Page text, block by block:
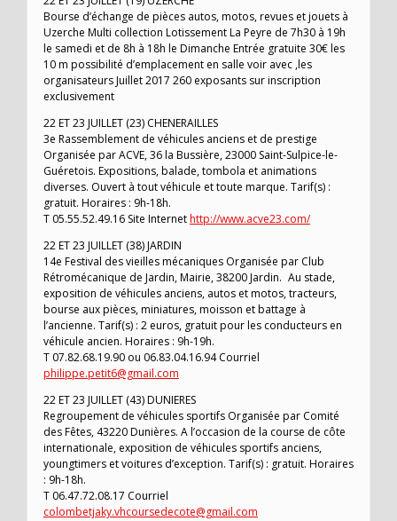
Bourse d’échange de pièces autos, motos, revues et jouets à
Uzerche Multi collection Lotissement La Peyre de 7h30 à 19h
le samedi et de 8h à 18h le Dimanche Entrée gratuite 30€ les
10 m possibilité d’emplacement en salle voir avec ,les
organisateurs Juillet 2017 260 exposants sur inscription
exclusivement
22 ET 23 JUILLET (23) CHENERAILLES
3e Rassemblement de véhicules anciens et de prestige
Organisée par ACVE, 36 la Bussière, 23000 Saint-Sulpice-le-
Guéretois. Expositions, balade, tombola et animations
diverses. Ouvert à tout véhicule et toute marque. Tarif(s) :
gratuit. Horaires : 9h-18h.
T 05.55.52.49.16 Site Internethttp://www.acve23.com/
22 ET 23 JUILLET (38) JARDIN
14e Festival des vieilles mécaniques Organisée par Club
Rétromécanique de Jardin, Mairie, 38200 Jardin. Au stade,
exposition de véhicules anciens, autos et motos, tracteurs,
bourse aux pièces, miniatures, moisson et battage à
l’ancienne. Tarif(s) : 2 euros, gratuit pour les conducteurs en
véhicule ancien. Horaires : 9h-19h.
T 07.82.68.19.90 ou 06.83.04.16.94 Courriel
philippe.petit6@gmail.com
22 ET 23 JUILLET (43) DUNIERES
Regroupement de véhicules sportifs Organisée par Comité
des Fêtes, 43220 Dunières. A l’occasion de la course de côte
internationale, exposition de véhicules sportifs anciens,
youngtimers et voitures d’exception. Tarif(s) : gratuit. Horaires
: 9h-18h.
T 06.47.72.08.17 Courriel
colombetjaky.vhcoursedecote@gmail.com